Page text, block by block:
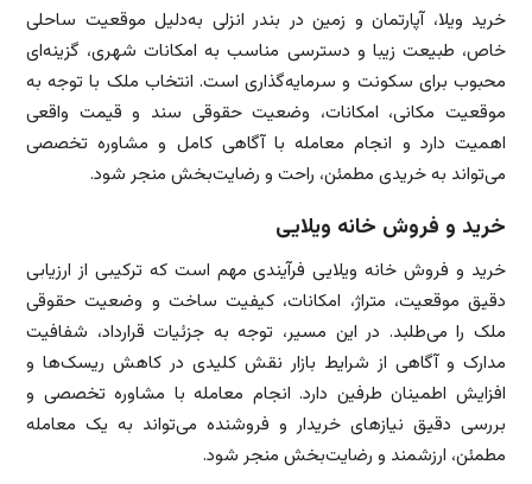
خرید ویلا، آپارتمان و زمین در بندر انزلی به‌دلیل موقعیت ساحلی
خاص، طبیعت زیبا و دسترسی مناسب به امکانات شهری، گزینه‌ای
محبوب برای سکونت و سرمایه‌گذاری است. انتخاب ملک با توجه به
موقعیت مکانی، امکانات، وضعیت حقوقی سند و قیمت واقعی
اهمیت دارد و انجام معامله با آگاهی کامل و مشاوره تخصصی
می‌تواند به خریدی مطمئن، راحت و رضایت‌بخش منجر شود.
خرید و فروش خانه ویلایی
خرید و فروش خانه ویلایی فرآیندی مهم است که ترکیبی از ارزیابی
دقیق موقعیت، متراژ، امکانات، کیفیت ساخت و وضعیت حقوقی
ملک را می‌طلبد. در این مسیر، توجه به جزئیات قرارداد، شفافیت
مدارک و آگاهی از شرایط بازار نقش کلیدی در کاهش ریسک‌ها و
افزایش اطمینان طرفین دارد. انجام معامله با مشاوره تخصصی و
بررسی دقیق نیازهای خریدار و فروشنده می‌تواند به یک معامله
مطمئن، ارزشمند و رضایت‌بخش منجر شود.